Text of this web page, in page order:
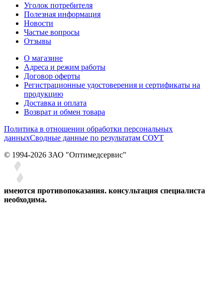
Уголок потребителя
Полезная информация
Новости
Частые вопросы
Отзывы
О магазине
Адреса и режим работы
Договор оферты
Регистрационные удостоверения и сертификаты на
продукцию
Доставка и оплата
Возврат и обмен товара
Политика в отношении обработки персональных
данныхСводные данные по результатам СОУТ
© 1994-2026 ЗАО ″Оптимедсервис″
имеются противопоказания. консультация специалиста
необходима.